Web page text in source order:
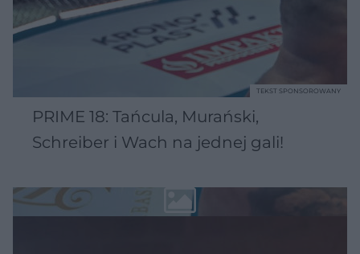
PRIME 18: Tańcula, Murański,
Schreiber i Wach na jednej gali!
TEKST SPONSOROWANY